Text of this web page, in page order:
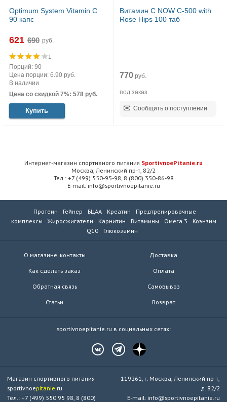
Optimum System Vitamin C
90 капс
621 руб.
1
Порций: 90
Цена порции: 6.90 руб.
В наличии
Цена со скидкой 7%: 578 руб.
Купить
Витамин С NOW C-500 with
Rose Hips 100 таб
770 руб.
под заказ
Сообщить о поступлении
Интернет-магазин спортивного питания SportivnoePitanie.ru
Москва, Ленинский пр-т, 82/2
Тел.: +7 (499) 550-95-98, 8 (800) 350-86-98
E-mail: info@sportivnoepitanie.ru
Протеин Гейнер БЦАА Креатин
Предтренировочные
комплексы
Жиросжигатели Карнитин Витамины Омега 3
Коэнзим
Q10
Глюкозамин
О магазине, контакты
Как сделать заказ
Обратная связь
Статьи
Доставка
Оплата
Самовывоз
Возврат
sportivnoepitanie.ru в социальных сетях:
Магазин спортивного питания
sportivnoepitanie.ru
Тел.: +7 (499) 550 95 98, 8 (800)
119261, г. Москва, Ленинский пр-т,
д. 82/2
E-mail: info@sportivnoepitanie.ru